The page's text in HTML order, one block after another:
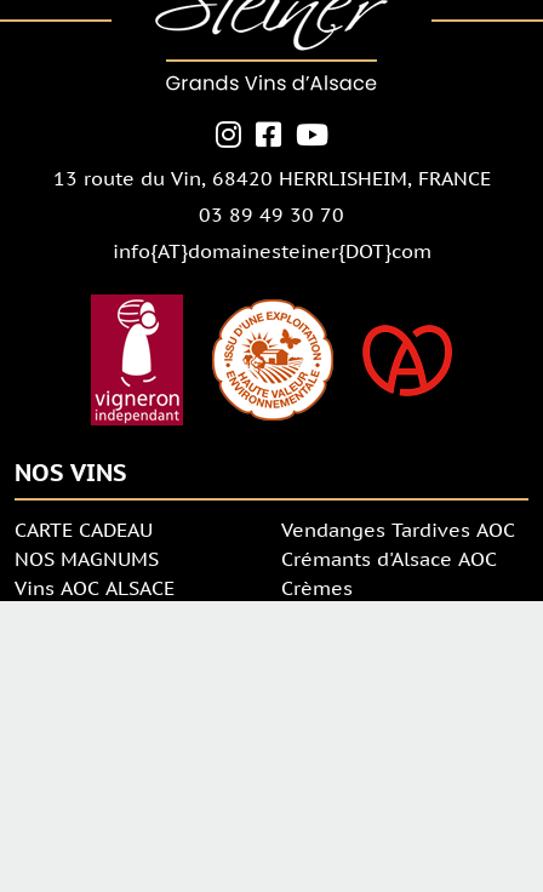
13 route du Vin, 68420 HERRLISHEIM, FRANCE
03 89 49 30 70
info{AT}domainesteiner{DOT}com
NOS VINS
CARTE CADEAU
NOS MAGNUMS
Vins AOC ALSACE
Vendanges Tardives AOC
Crémants d'Alsace AOC
Crèmes